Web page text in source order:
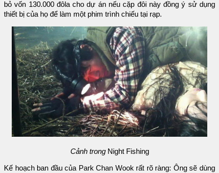
bỏ vốn 130.000 đôla cho dự án nếu cặp đôi này đồng ý sử dụng
thiết bị của họ để làm một phim trình chiếu tại rạp.
Cảnh trongNight Fishing
Kế hoạch ban đầu của Park Chan Wook rất rõ ràng: Ông sẽ dùng